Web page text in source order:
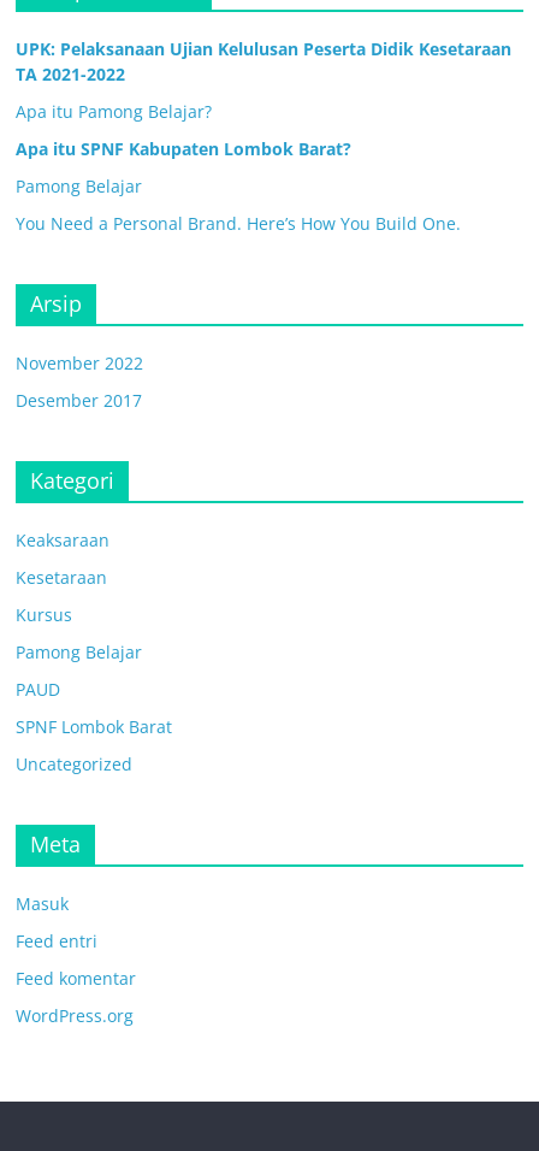
UPK: Pelaksanaan Ujian Kelulusan Peserta Didik Kesetaraan
TA 2021-2022
Apa itu Pamong Belajar?
Apa itu SPNF Kabupaten Lombok Barat?
Pamong Belajar
You Need a Personal Brand. Here’s How You Build One.
Arsip
November 2022
Desember 2017
Kategori
Keaksaraan
Kesetaraan
Kursus
Pamong Belajar
PAUD
SPNF Lombok Barat
Uncategorized
Meta
Masuk
Feed entri
Feed komentar
WordPress.org